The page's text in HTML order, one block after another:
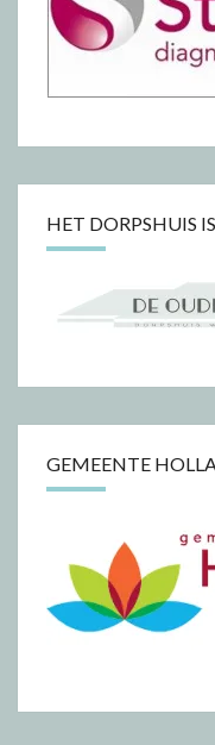
HET DORPSHUIS
GEMEENTE